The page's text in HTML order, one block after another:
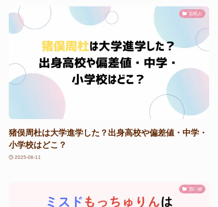
芸能人
猪俣周杜は大学進学した？出身高校や偏差値・中学・
小学校はどこ？
2025-06-11
買い物